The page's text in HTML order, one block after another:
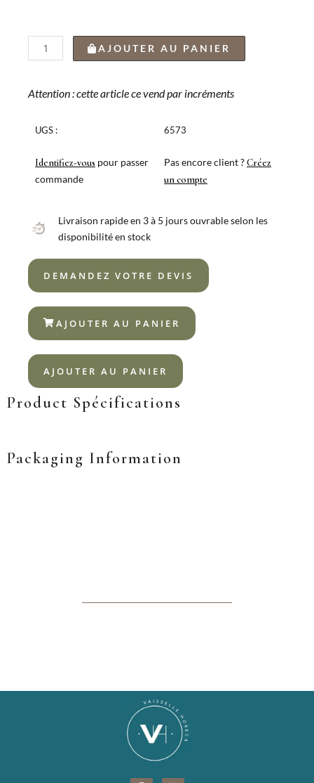
quantité
de
DE
MALVARROSA
AJOUTER AU PANIER
Attention : cette article ce vend par incréments
UGS :
Identifiez-vous pour passer
commande
6573
Pas encore client ?Créez
un compte
Livraison rapide en 3 à 5 jours ouvrable selon les
disponibilité en stock
DEMANDEZ VOTRE DEVIS
AJOUTER AU PANIER
AJOUTER AU PANIER
Product Spécifications
Packaging Information